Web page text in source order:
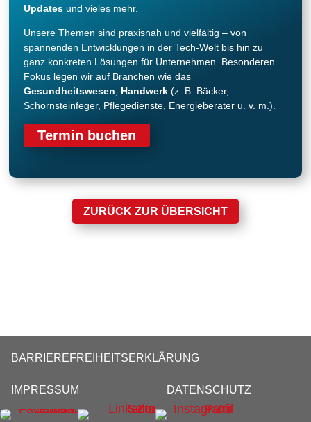
Updates und vieles mehr.
Unsere Themen sind praxisnah und vielfältig – von
spannenden Entwicklungen in der Tech-Welt bis hin zu
ganz konkreten Lösungen für Unternehmen. Besonderen
Fokus legen wir auf Branchen wie das
Gesundheitswesen, Handwerk (z. B. Bäcker,
Schornsteinfeger, Pflegedienste, Energieberater u. v. m.).
Termin buchen
ZURÜCK ZUR ÜBERSICHT
BARRIEREFREIHEITSERKLÄRUNG
IMPRESSUM DATENSCHUTZ